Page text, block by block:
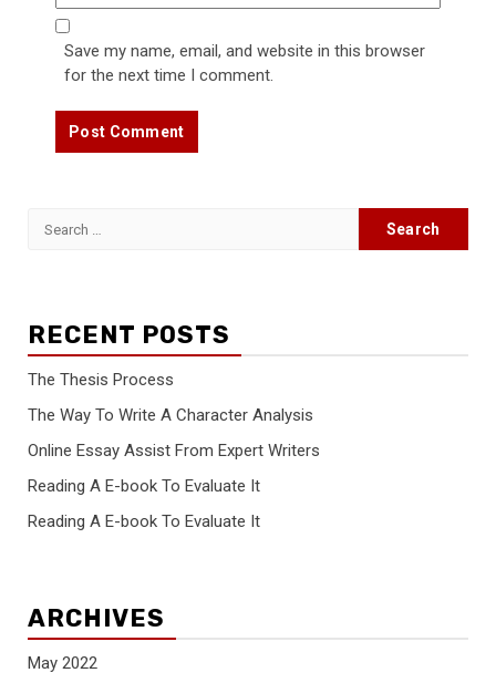
Save my name, email, and website in this browser
for the next time I comment.
Search
RECENT POSTS
The Thesis Process
The Way To Write A Character Analysis
Online Essay Assist From Expert Writers
Reading A E-book To Evaluate It
Reading A E-book To Evaluate It
ARCHIVES
May 2022